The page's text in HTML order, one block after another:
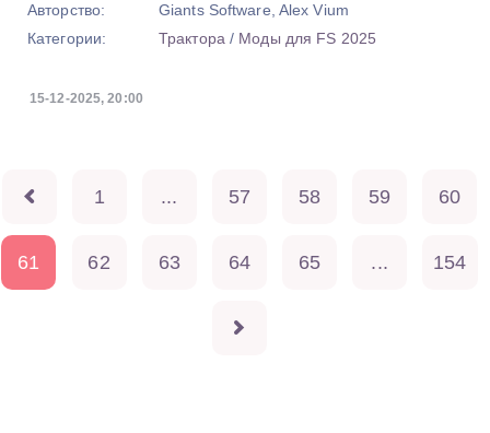
Авторство:
Giants Software, Alex Vium
Категории:
Трактора/ Моды для FS 2025
15-12-2025, 20:00
1 ... 57 58 59 60
61 62 63 64 65 ... 154